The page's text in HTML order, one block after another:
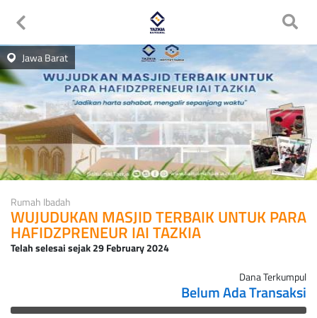
Jawa Barat
Rumah Ibadah
WUJUDUKAN MASJID TERBAIK UNTUK PARA
HAFIDZPRENEUR IAI TAZKIA
Telah selesai sejak29 February 2024
Dana Terkumpul
Belum Ada Transaksi